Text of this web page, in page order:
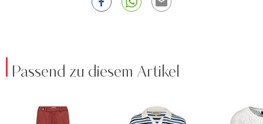
Passend zu diesem Artikel